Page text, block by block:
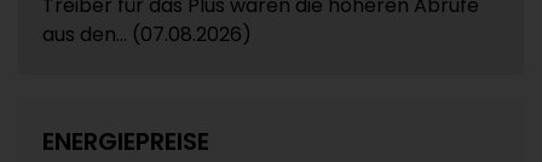
aus den... (07.08.2026)
ENERGIEPREISE